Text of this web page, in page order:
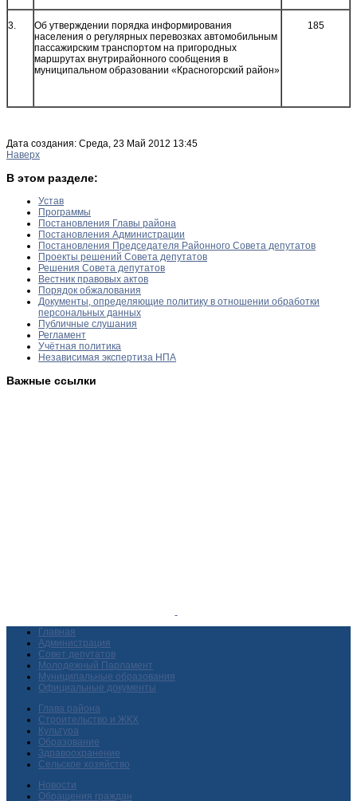
3.
Об утверждении порядка информирования
населения о регулярных перевозках автомобильным
пассажирским транспортом на пригородных
маршрутах внутрирайонного сообщения в
муниципальном образовании «Красногорский район»
185
Дата создания: Среда, 23 Май 2012 13:45
Наверх
В этом разделе:
Устав
Программы
Постановления Главы района
Постановления Администрации
Постановления Председателя Районного Совета депутатов
Проекты решений Совета депутатов
Решения Совета депутатов
Вестник правовых актов
Порядок обжалования
Документы, определяющие политику в отношении обработки
персональных данных
Публичные слушания
Регламент
Учётная политика
Независимая экспертиза НПА
Важные ссылки
Главная
Администрация
Совет депутатов
Молодежный Парламент
Муниципальные образования
Официальные документы
Глава района
Строительство и ЖКХ
Культура
Образование
Здравоохранение
Сельское хозяйство
Новости
Обращения граждан